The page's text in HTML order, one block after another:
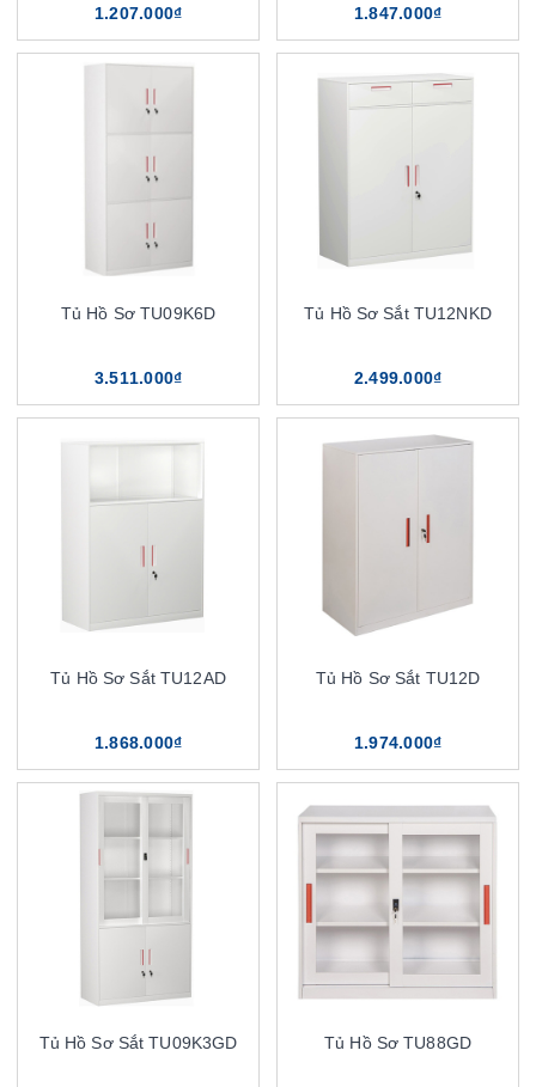
1.207.000₫ 1.847.000₫
Tủ Hồ Sơ TU09K6D
3.511.000₫
Tủ Hồ Sơ Sắt TU12NKD
2.499.000₫
Tủ Hồ Sơ Sắt TU12AD
1.868.000₫
Tủ Hồ Sơ Sắt TU12D
1.974.000₫
Tủ Hồ Sơ Sắt TU09K3GD Tủ Hồ Sơ TU88GD